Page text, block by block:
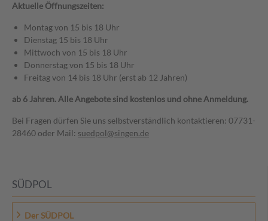
Aktuelle Öffnungszeiten:
Montag von 15 bis 18 Uhr
Dienstag 15 bis 18 Uhr
Mittwoch von 15 bis 18 Uhr
Donnerstag von 15 bis 18 Uhr
Freitag von 14 bis 18 Uhr (erst ab 12 Jahren)
ab 6 Jahren. Alle Angebote sind kostenlos und ohne Anmeldung.
Bei Fragen dürfen Sie uns selbstverständlich kontaktieren: 07731-
28460 oder Mail: suedpol@singen.de
SÜDPOL
Der SÜDPOL